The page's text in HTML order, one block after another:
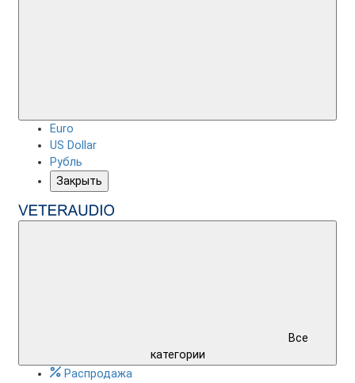
Euro
US Dollar
Рубль
Закрыть
Все
категории
Распродажа